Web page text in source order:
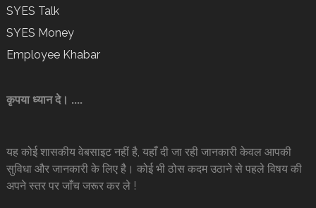
SYES Talk
SYES Money
Employee Khabar
कृपया ध्यान दे। ....
यह कोई शासकीय वेबसाइट नहीं है, यहाँ दी जा रही जानकारी केवल आपकी
सुविधा और जानकारी के लिए है। कोई भी ठोस कदम उठाने से पहले विषय की
अपने स्तर पर जाँच जरूर कर ले !